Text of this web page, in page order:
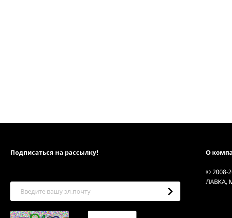
Подписаться на рассылкy! О
© 2008-
ЛАВКА,